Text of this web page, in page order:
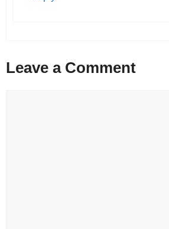
Leave a Comment